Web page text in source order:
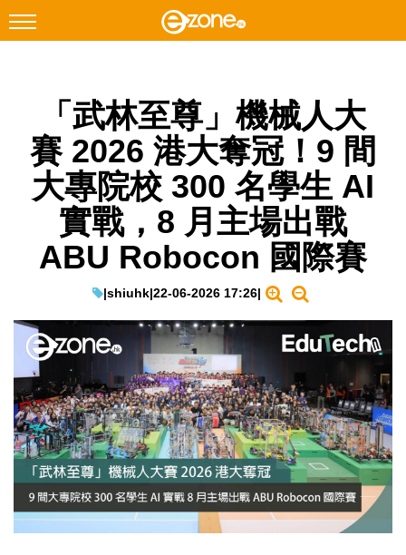
Facebook Instagram
科技焦點
網絡生活
遊戲動漫
教學評測
IT Times
生成式AI與雲端應用
Enterprise Digital Transformation
特集
「武林至尊」機械人大
賽 2026 港大奪冠！9 間
大專院校 300 名學生 AI
實戰，8 月主場出戰
ABU Robocon 國際賽
|shiuhk|22-06-2026 17:26|